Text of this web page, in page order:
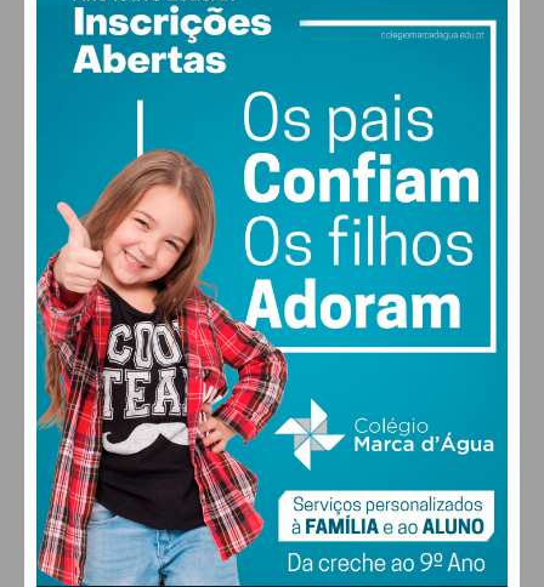
17°
clear sky
MAX 18 • MIN 17
30°
QUI
30
SEX
30 °
SÁB
28 °
DOM
FARMACIAS DE SERVIÇO EM PAÇOS DE
FERREIRA